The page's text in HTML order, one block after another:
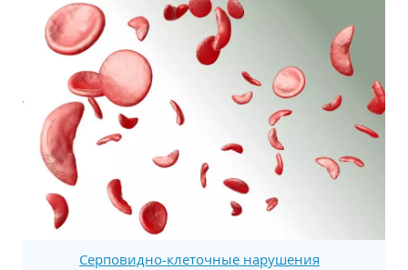
Серповидно-клеточные нарушения